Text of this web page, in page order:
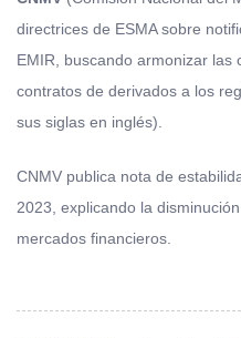
directrices de ESMA sobre
EMIR, buscando armonizar las
contratos de derivados a los
sus siglas en inglés).
CNMV publica nota de
2023, explicando la
mercados financieros.